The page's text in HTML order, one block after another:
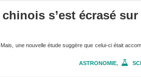
s’est écrasé sur
une nouvelle étude suggère que celui-ci était
ASTRONOMIE,